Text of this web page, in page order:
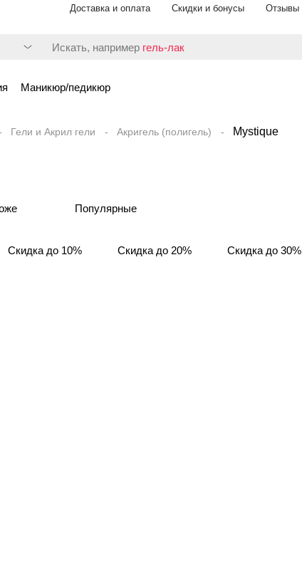
Доставка и оплата Скидки и бонусы Отзывы
Искать, например гель-лак
Маникюр/педикюр
Гели и Акрил гели Акригель (полигель) Mystique
Популярные
Скидка до 10% Скидка до 20% Скидка до 30%